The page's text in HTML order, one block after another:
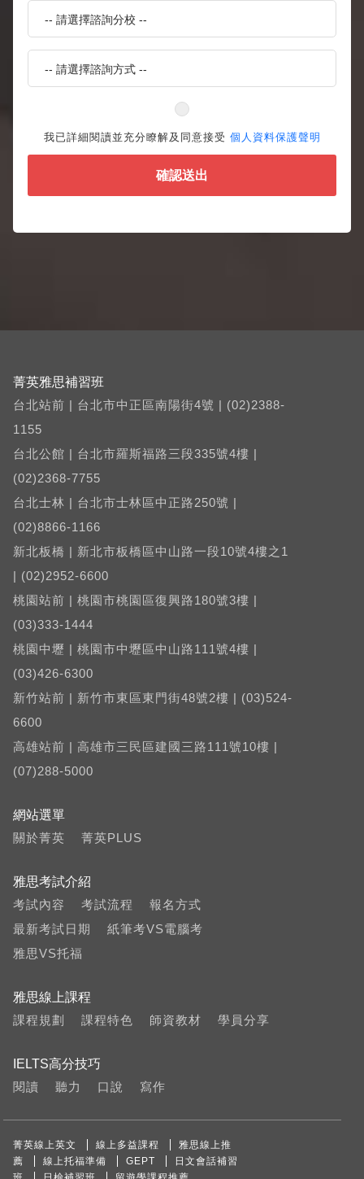
我已詳細閱讀並充分瞭解及同意接受 個人資料保護聲明
確認送出
菁英雅思補習班
台北站前 | 台北市中正區南陽街4號 | (02)2388-
1155
台北公館 | 台北市羅斯福路三段335號4樓 |
(02)2368-7755
台北士林 | 台北市士林區中正路250號 |
(02)8866-1166
新北板橋 | 新北市板橋區中山路一段10號4樓之1
| (02)2952-6600
桃園站前 | 桃園市桃園區復興路180號3樓 |
(03)333-1444
桃園中壢 | 桃園市中壢區中山路111號4樓 |
(03)426-6300
新竹站前 | 新竹市東區東門街48號2樓 | (03)524-
6600
高雄站前 | 高雄市三民區建國三路111號10樓 |
(07)288-5000
網站選單
關於菁英
菁英PLUS
雅思考試介紹
考試內容
考試流程
報名方式
最新考試日期
紙筆考VS電腦考
雅思VS托福
雅思線上課程
課程規劃
課程特色 師資教材 學員分享
IELTS高分技巧
閱讀
聽力 口說 寫作
菁英線上英文 線上多益課程
雅思線上推
薦
線上托福準備 GEPT
日文會話補習